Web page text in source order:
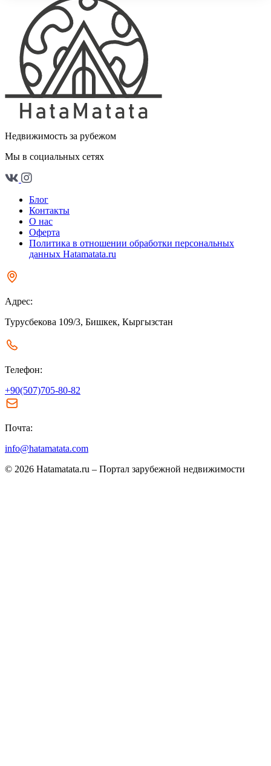
Недвижимость за рубежом
Мы в социальных сетях
Блог
Контакты
О нас
Оферта
Политика в отношении обработки персональных
данных Hatamatata.ru
Адрес:
Турусбекова 109/3, Бишкек, Кыргызстан
Телефон:
+90(507)705-80-82
Почта:
info@hatamatata.com
© 2026 Hatamatata.ru – Портал зарубежной недвижимости